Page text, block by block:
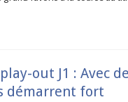
out J1 : Avec
démarrent fort